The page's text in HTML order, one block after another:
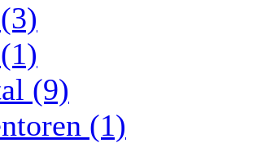
(9)
(1)